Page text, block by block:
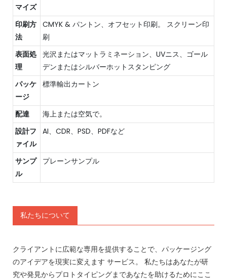
マイズ
印刷方
法
CMYK & パントン、オフセット印刷。 スクリーン印
刷
表面処
理
光沢またはマットラミネーション、UVニス、ゴール
デンまたはシルバーホットスタンピング
パッケ
ージ
標準輸出カートン
配達
海上または空気で。
設計フ
ァイル
AI、CDR、PSD、PDFなど
サンプ
ル
プレーンサンプル
私たちについて
クライアントに広範な専用を提供することで、パッケージング
のアイデアを現実に変えます サービス。 私たちはあなたが研
究や発見からプロトタイピングまであなたを助けるためにここ